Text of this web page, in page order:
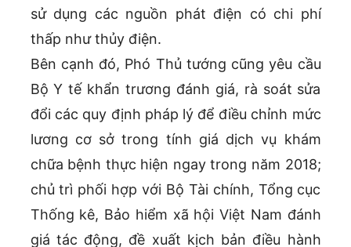
sử dụng các nguồn phát điện có chi phí
thấp như thủy điện.
Bên cạnh đó, Phó Thủ tướng cũng yêu cầu
Bộ Y tế khẩn trương đánh giá, rà soát sửa
đổi các quy định pháp lý để điều chỉnh mức
lương cơ sở trong tính giá dịch vụ khám
chữa bệnh thực hiện ngay trong năm 2018;
chủ trì phối hợp với Bộ Tài chính, Tổng cục
Thống kê, Bảo hiểm xã hội Việt Nam đánh
giá tác động, đề xuất kịch bản điều hành